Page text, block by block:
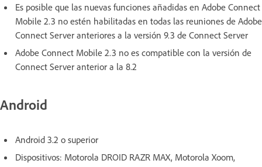
Es posible que las nuevas funciones añadidas en Adobe Connect
Mobile 2.3 no estén habilitadas en todas las reuniones de Adobe
Connect Server anteriores a la versión 9.3 de Connect Server
Adobe Connect Mobile 2.3 no es compatible con la versión de
Connect Server anterior a la 8.2
Android
Android 3.2 o superior
Dispositivos: Motorola DROID RAZR MAX, Motorola Xoom,